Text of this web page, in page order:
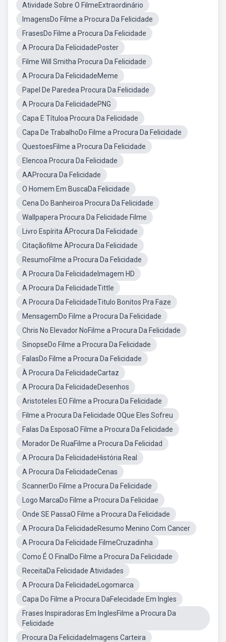
Atividade Sobre O FilmeExtraordinário
ImagensDo Filme a Procura Da Felicidade
FrasesDo Filme a Procura Da Felicidade
A Procura Da FelicidadePoster
Filme Will Smitha Procura Da Felicidade
A Procura Da FelicidadeMeme
Papel De Paredea Procura Da Felicidade
A Procura Da FelicidadePNG
Capa E Títuloa Procura Da Felicidade
Capa De TrabalhoDo Filme a Procura Da Felicidade
QuestoesFilme a Procura Da Felicidade
Elencoa Procura Da Felicidade
AAProcura Da Felicidade
O Homem Em BuscaDa Felicidade
Cena Do Banheiroa Procura Da Felicidade
Wallpapera Procura Da Felicidade Filme
Livro Espírita ÁProcura Da Felicidade
Citaçãofilme ÀProcura Da Felicidade
ResumoFilme a Procura Da Felicidade
A Procura Da FelicidadeImagem HD
A Procura Da FelicidadeTittle
A Procura Da FelicidadeTitulo Bonitos Pra Faze
MensagemDo Filme a Procura Da Felicidade
Chris No Elevador NoFilme a Procura Da Felicidade
SinopseDo Filme a Procura Da Felicidade
FalasDo Filme a Procura Da Felicidade
À Procura Da FelicidadeCartaz
A Procura Da FelicidadeDesenhos
Aristoteles EO Filme a Procura Da Felicidade
Filme a Procura Da Felicidade OQue Eles Sofreu
Falas Da EsposaO Filme a Procura Da Felicidade
Morador De RuaFilme a Procura Da Felicidad
A Procura Da FelicidadeHistória Real
A Procura Da FelicidadeCenas
ScannerDo Filme a Procura Da Felicidade
Logo MarcaDo Filme a Procura Da Felicidae
Onde SE PassaO Filme a Procura Da Felicidade
A Procura Da FelicidadeResumo Menino Com Cancer
A Procura Da Felicidade FilmeCruzadinha
Como É O FinalDo Filme a Procura Da Felicidade
ReceitaDa Felicidade Atividades
A Procura Da FelicidadeLogomarca
Capa Do Filme a Procura DaFelecidade Em Ingles
Frases Inspiradoras Em InglesFilme a Procura Da
Felicidade
Procura Da FelicidadeImagens Carteira